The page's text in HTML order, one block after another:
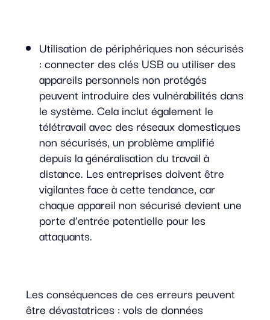
Utilisation de périphériques non sécurisés
: connecter des clés USB ou utiliser des
appareils personnels non protégés
peuvent introduire des vulnérabilités dans
le système. Cela inclut également le
télétravail avec des réseaux domestiques
non sécurisés, un problème amplifié
depuis la généralisation du travail à
distance. Les entreprises doivent être
vigilantes face à cette tendance, car
chaque appareil non sécurisé devient une
porte d’entrée potentielle pour les
attaquants.
Les conséquences de ces erreurs peuvent
être dévastatrices : vols de données